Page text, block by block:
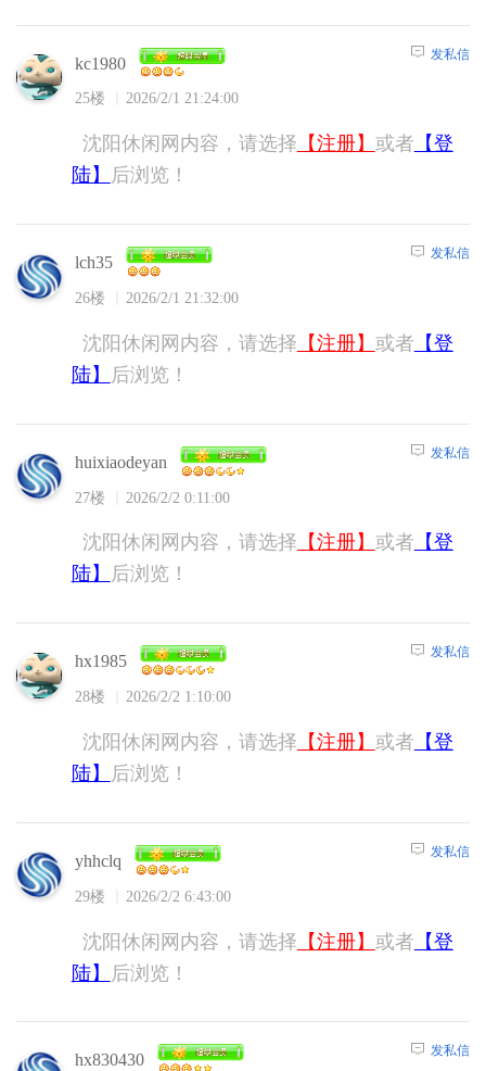
kc1980
25楼 2026/2/1 21:24:00
发私信
沈阳休闲网内容，请选择 【注册】 或者 【登
陆】
后浏览！
lch35
26楼 2026/2/1 21:32:00
发私信
沈阳休闲网内容，请选择 【注册】 或者 【登
陆】
后浏览！
huixiaodeyan
27楼 2026/2/2 0:11:00
发私信
沈阳休闲网内容，请选择 【注册】 或者 【登
陆】
后浏览！
hx1985
28楼 2026/2/2 1:10:00
发私信
沈阳休闲网内容，请选择 【注册】 或者 【登
陆】
后浏览！
yhhclq
29楼 2026/2/2 6:43:00
发私信
沈阳休闲网内容，请选择 【注册】 或者 【登
陆】
后浏览！
hx830430 发私信